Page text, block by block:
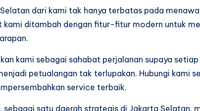
dari kami tak hanya terbatas pada
kami ditambah dengan fitur-fitur modern untuk
kami sebagai sahabat perjalanan supaya
petualangan tak terlupakan. Hubungi kami
service terbaik.
sebagai satu daerah strategis di Jakarta Selatan,